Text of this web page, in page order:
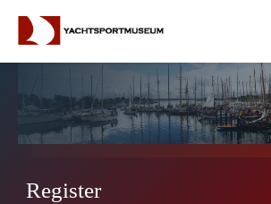
Register